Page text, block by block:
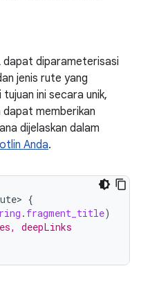
dapat diparameterisasi
jenis rute yang
ini secara unik,
memberikan
dijelaskan dalam
Anda.
> {
. fragment_title)
deepLinks